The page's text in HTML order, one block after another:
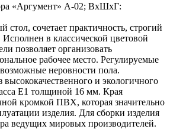
«Аргумент» А-02; ВхШхГ:
сочетает практичность, строгий
в классической цветовой
позволяет организовать
рабочее место. Регулируемые
неровности пола.
и экологичного
Е1 толщиной 16 мм. Края
кромкой ПВХ, которая значительно
изделия. Для сборки изделия
ведущих мировых производителей.